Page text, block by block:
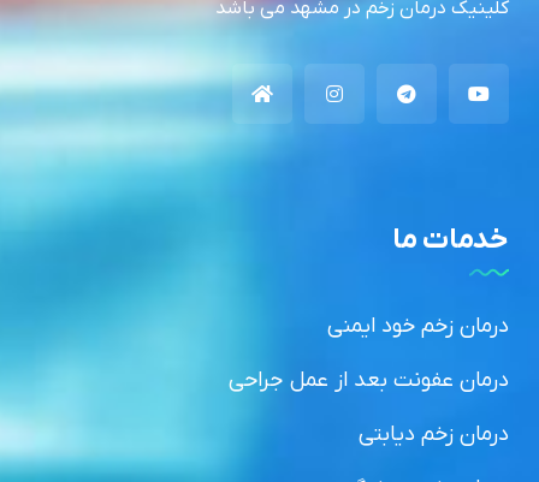
کلینیک درمان زخم در مشهد می باشد
خدمات ما
درمان زخم خود ایمنی
درمان عفونت بعد از عمل جراحی
درمان زخم دیابتی